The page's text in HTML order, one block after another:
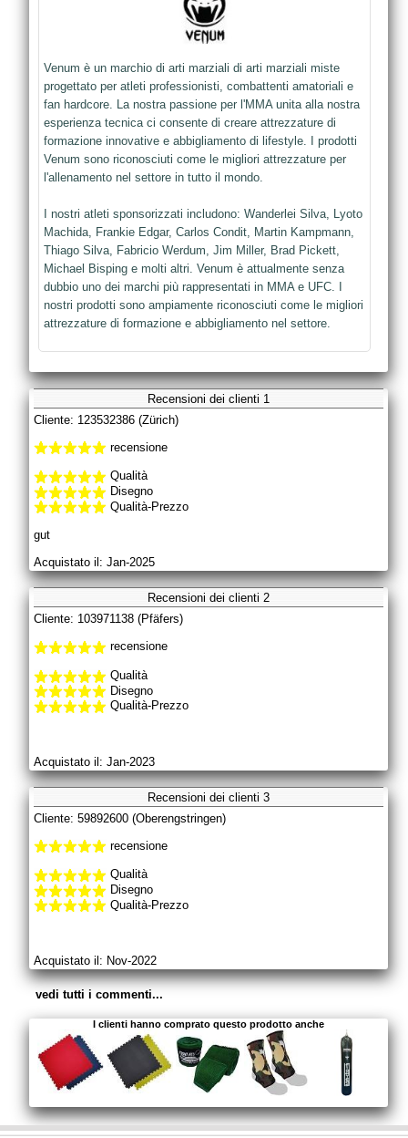
Venum è un marchio di arti marziali di arti marziali miste
progettato per atleti professionisti, combattenti amatoriali e
fan hardcore. La nostra passione per l'MMA unita alla nostra
esperienza tecnica ci consente di creare attrezzature di
formazione innovative e abbigliamento di lifestyle. I prodotti
Venum sono riconosciuti come le migliori attrezzature per
l'allenamento nel settore in tutto il mondo.
I nostri atleti sponsorizzati includono: Wanderlei Silva, Lyoto
Machida, Frankie Edgar, Carlos Condit, Martin Kampmann,
Thiago Silva, Fabricio Werdum, Jim Miller, Brad Pickett,
Michael Bisping e molti altri. Venum è attualmente senza
dubbio uno dei marchi più rappresentati in MMA e UFC. I
nostri prodotti sono ampiamente riconosciuti come le migliori
attrezzature di formazione e abbigliamento nel settore.
Recensioni dei clienti 1
Cliente: 123532386 (Zürich)
recensione
Qualità
Disegno
Qualità-Prezzo
gut
Acquistato il: Jan-2025
Recensioni dei clienti 2
Cliente: 103971138 (Pfäfers)
recensione
Qualità
Disegno
Qualità-Prezzo
Acquistato il: Jan-2023
Recensioni dei clienti 3
Cliente: 59892600 (Oberengstringen)
recensione
Qualità
Disegno
Qualità-Prezzo
Acquistato il: Nov-2022
vedi tutti i commenti...
I clienti hanno comprato questo prodotto anche